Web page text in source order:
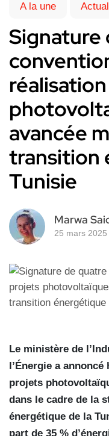
A la une
Signature
avancée
transition
Tunisie
Marwa
25 mars 2025
Le ministère de
l’Énergie a
projets
dans le cadre de la
énergétique de la
part de 35 %